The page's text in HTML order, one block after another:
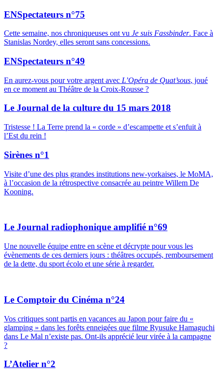
ENSpectateurs n°75
Cette semaine, nos chroniqueuses ont vu Je suis Fassbinder. Face à
Stanislas Nordey, elles seront sans concessions.
ENSpectateurs n°49
En aurez-vous pour votre argent avec L’Opéra de Quat’sous, joué
en ce moment au Théâtre de la Croix-Rousse ?
Le Journal de la culture du 15 mars 2018
Tristesse ! La Terre prend la « corde » d’escampette et s’enfuit à
l’Est du rein !
Sirènes n°1
Visite d’une des plus grandes institutions new-yorkaises, le MoMA,
à l’occasion de la rétrospective consacrée au peintre Willem De
Kooning.
Le Journal radiophonique amplifié n°69
Une nouvelle équipe entre en scène et décrypte pour vous les
évènements de ces derniers jours : théâtres occupés, remboursement
de la dette, du sport écolo et une série à regarder.
Le Comptoir du Cinéma n°24
Vos critiques sont partis en vacances au Japon pour faire du «
glamping » dans les forêts enneigées que filme Ryusuke Hamaguchi
dans Le Mal n’existe pas. Ont-ils apprécié leur virée à la campagne
?
L’Atelier n°2